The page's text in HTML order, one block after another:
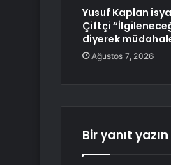
Yusuf Kaplan
Çiftçi
diyerek
Ağustos 7, 2026
Bir yanıt yazın